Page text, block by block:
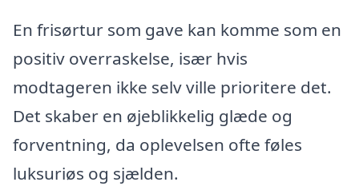
En frisørtur som gave kan komme som en
positiv overraskelse, især hvis
modtageren ikke selv ville prioritere det.
Det skaber en øjeblikkelig glæde og
forventning, da oplevelsen ofte føles
luksuriøs og sjælden.